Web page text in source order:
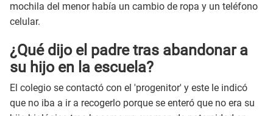
mochila del menor había un cambio de ropa y un teléfono
celular.
¿Qué dijo el padre tras abandonar a
su hijo en la escuela?
El colegio se contactó con el 'progenitor' y este le indicó
que no iba a ir a recogerlo porque se enteró que no era su